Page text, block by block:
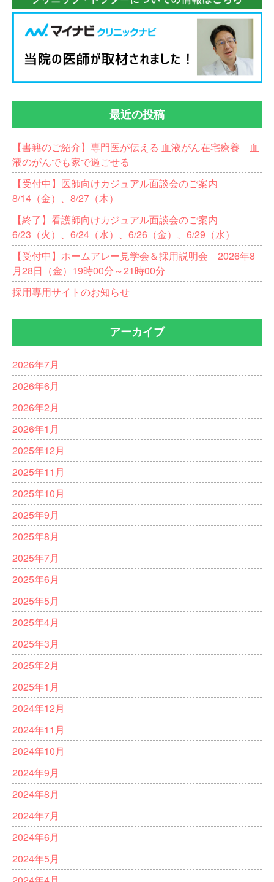
最近の投稿
【書籍のご紹介】専門医が伝える 血液がん在宅療養 血
液のがんでも家で過ごせる
【受付中】医師向けカジュアル面談会のご案内
8/14（金）、8/27（木）
【終了】看護師向けカジュアル面談会のご案内
6/23（火）、6/24（水）、6/26（金）、6/29（水）
【受付中】ホームアレー見学会＆採用説明会 2026年8
月28日（金）19時00分～21時00分
採用専用サイトのお知らせ
アーカイブ
2026年7月
2026年6月
2026年2月
2026年1月
2025年12月
2025年11月
2025年10月
2025年9月
2025年8月
2025年7月
2025年6月
2025年5月
2025年4月
2025年3月
2025年2月
2025年1月
2024年12月
2024年11月
2024年10月
2024年9月
2024年8月
2024年7月
2024年6月
2024年5月